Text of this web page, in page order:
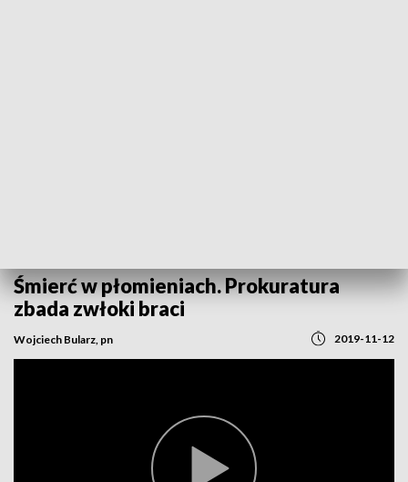
Śmierć w płomieniach. Prokuratura
zbada zwłoki braci
Wojciech Bularz, pn 2019-11-12